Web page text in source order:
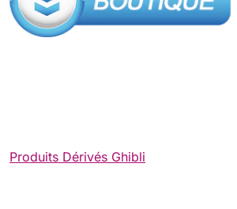
Produits Dérivés Ghibli